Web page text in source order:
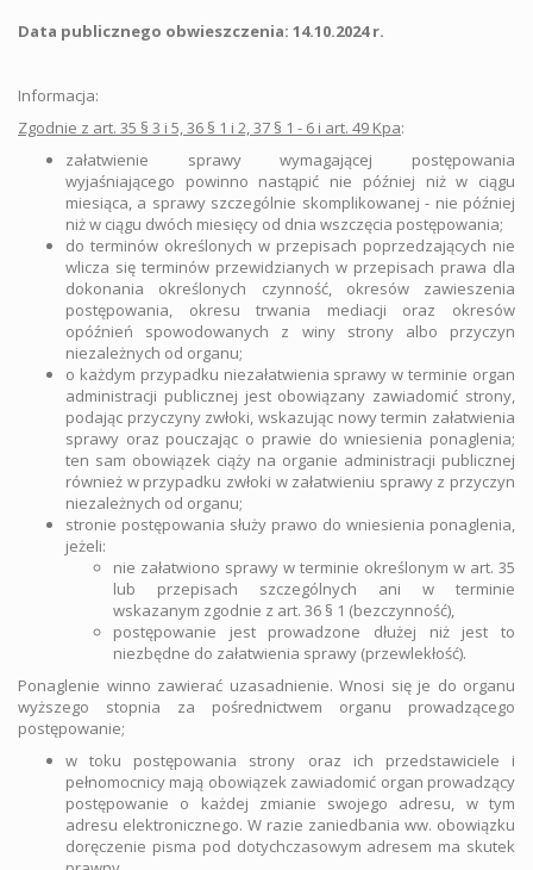
Data publicznego obwieszczenia: 14.10.2024 r.
Informacja:
Zgodnie z art. 35 § 3 i 5, 36 § 1 i 2, 37 § 1 - 6 i art. 49 Kpa:
załatwienie sprawy wymagającej postępowania
wyjaśniającego powinno nastąpić nie później niż w ciągu
miesiąca, a sprawy szczególnie skomplikowanej - nie później
niż w ciągu dwóch miesięcy od dnia wszczęcia postępowania;
do terminów określonych w przepisach poprzedzających nie
wlicza się terminów przewidzianych w przepisach prawa dla
dokonania określonych czynność, okresów zawieszenia
postępowania, okresu trwania mediacji oraz okresów
opóźnień spowodowanych z winy strony albo przyczyn
niezależnych od organu;
o każdym przypadku niezałatwienia sprawy w terminie organ
administracji publicznej jest obowiązany zawiadomić strony,
podając przyczyny zwłoki, wskazując nowy termin załatwienia
sprawy oraz pouczając o prawie do wniesienia ponaglenia;
ten sam obowiązek ciąży na organie administracji publicznej
również w przypadku zwłoki w załatwieniu sprawy z przyczyn
niezależnych od organu;
stronie postępowania służy prawo do wniesienia ponaglenia,
jeżeli:
nie załatwiono sprawy w terminie określonym w art. 35
lub przepisach szczególnych ani w terminie
wskazanym zgodnie z art. 36 § 1 (bezczynność),
postępowanie jest prowadzone dłużej niż jest to
niezbędne do załatwienia sprawy (przewlekłość).
Ponaglenie winno zawierać uzasadnienie. Wnosi się je do organu
wyższego stopnia za pośrednictwem organu prowadzącego
postępowanie;
w toku postępowania strony oraz ich przedstawiciele i
pełnomocnicy mają obowiązek zawiadomić organ prowadzący
postępowanie o każdej zmianie swojego adresu, w tym
adresu elektronicznego. W razie zaniedbania ww. obowiązku
doręczenie pisma pod dotychczasowym adresem ma skutek